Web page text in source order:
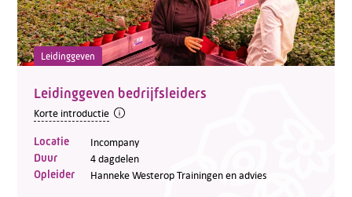
Leidinggeven
Leidinggeven bedrijfsleiders
Korte introductie
Locatie Incompany
Duur 4 dagdelen
Opleider Hanneke Westerop Trainingen en advies